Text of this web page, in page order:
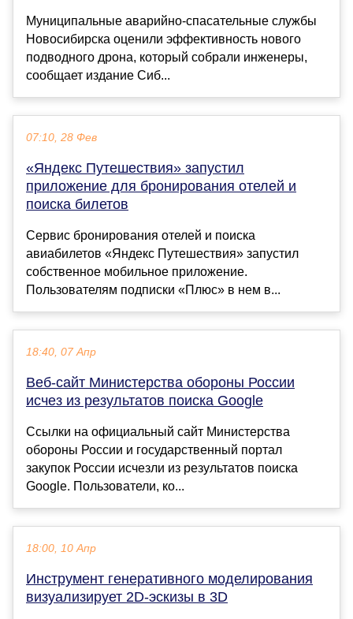
Муниципальные аварийно-спасательные службы
Новосибирска оценили эффективность нового
подводного дрона, который собрали инженеры,
сообщает издание Сиб...
07:10, 28 Фев
«Яндекс Путешествия» запустил
приложение для бронирования отелей и
поиска билетов
Сервис бронирования отелей и поиска
авиабилетов «Яндекс Путешествия» запустил
собственное мобильное приложение.
Пользователям подписки «Плюс» в нем в...
18:40, 07 Апр
Веб-сайт Министерства обороны России
исчез из результатов поиска Google
Ссылки на официальный сайт Министерства
обороны России и государственный портал
закупок России исчезли из результатов поиска
Google. Пользователи, ко...
18:00, 10 Апр
Инструмент генеративного моделирования
визуализирует 2D-эскизы в 3D